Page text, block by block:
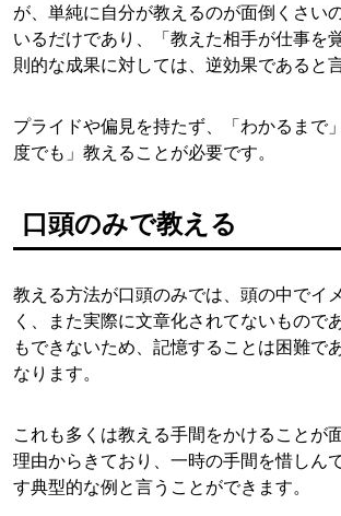
が、単純に自分が教えるのが面倒くさい
いるだけであり、「教えた相手が仕事を
則的な成果に対しては、逆効果であると
プライドや偏見を持たず、「わかるまで
度でも」教えることが必要です。
口頭のみで教える
教える方法が口頭のみでは、頭の中でイ
く、また実際に文章化されてないもので
もできないため、記憶することは困難で
なります。
これも多くは教える手間をかけることが
理由からきており、一時の手間を惜しん
す典型的な例と言うことができます。